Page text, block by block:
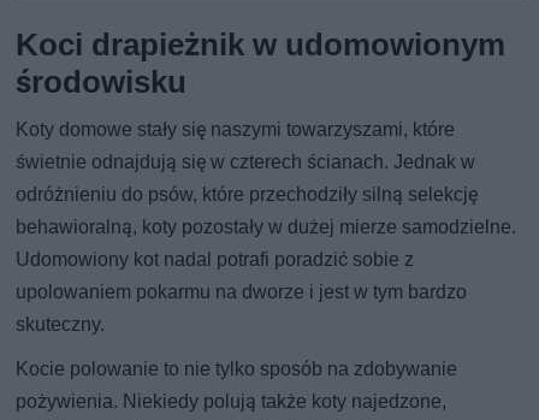
Koci drapieżnik w udomowionym
środowisku
Koty domowe stały się naszymi towarzyszami, które
świetnie odnajdują się w czterech ścianach. Jednak w
odróżnieniu do psów, które przechodziły silną selekcję
behawioralną, koty pozostały w dużej mierze samodzielne.
Udomowiony kot nadal potrafi poradzić sobie z
upolowaniem pokarmu na dworze i jest w tym bardzo
skuteczny.
Kocie polowanie to nie tylko sposób na zdobywanie
pożywienia. Niekiedy polują także koty najedzone,